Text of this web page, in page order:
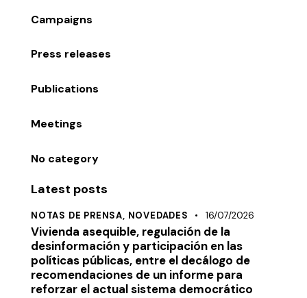
Campaigns
Press releases
Publications
Meetings
No category
Latest posts
NOTAS DE PRENSA, NOVEDADES 16/07/2026
Vivienda asequible, regulación de la
desinformación y participación en las
políticas públicas, entre el decálogo de
recomendaciones de un informe para
reforzar el actual sistema democrático